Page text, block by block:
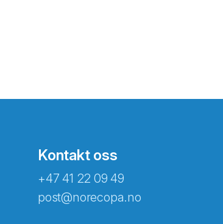
Kontakt oss
+47 41 22 09 49
post@norecopa.no